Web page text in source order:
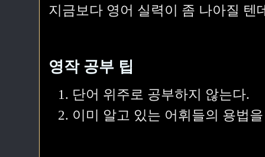
지금보다 영어 실력이 좀 나아질 텐
영작 공부 팁
단어 위주로 공부하지 않는다.
이미 알고 있는 어휘들의 용법